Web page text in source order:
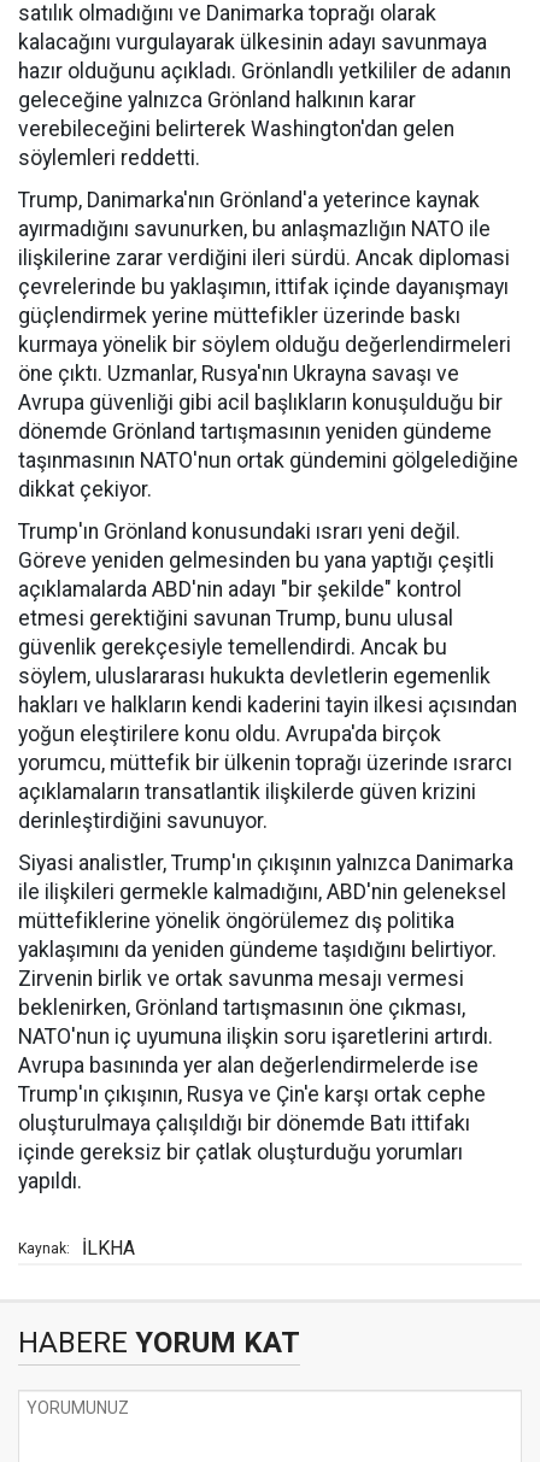
satılık olmadığını ve Danimarka toprağı olarak
kalacağını vurgulayarak ülkesinin adayı savunmaya
hazır olduğunu açıkladı. Grönlandlı yetkililer de adanın
geleceğine yalnızca Grönland halkının karar
verebileceğini belirterek Washington'dan gelen
söylemleri reddetti.
Trump, Danimarka'nın Grönland'a yeterince kaynak
ayırmadığını savunurken, bu anlaşmazlığın NATO ile
ilişkilerine zarar verdiğini ileri sürdü. Ancak diplomasi
çevrelerinde bu yaklaşımın, ittifak içinde dayanışmayı
güçlendirmek yerine müttefikler üzerinde baskı
kurmaya yönelik bir söylem olduğu değerlendirmeleri
öne çıktı. Uzmanlar, Rusya'nın Ukrayna savaşı ve
Avrupa güvenliği gibi acil başlıkların konuşulduğu bir
dönemde Grönland tartışmasının yeniden gündeme
taşınmasının NATO'nun ortak gündemini gölgelediğine
dikkat çekiyor.
Trump'ın Grönland konusundaki ısrarı yeni değil.
Göreve yeniden gelmesinden bu yana yaptığı çeşitli
açıklamalarda ABD'nin adayı "bir şekilde" kontrol
etmesi gerektiğini savunan Trump, bunu ulusal
güvenlik gerekçesiyle temellendirdi. Ancak bu
söylem, uluslararası hukukta devletlerin egemenlik
hakları ve halkların kendi kaderini tayin ilkesi açısından
yoğun eleştirilere konu oldu. Avrupa'da birçok
yorumcu, müttefik bir ülkenin toprağı üzerinde ısrarcı
açıklamaların transatlantik ilişkilerde güven krizini
derinleştirdiğini savunuyor.
Siyasi analistler, Trump'ın çıkışının yalnızca Danimarka
ile ilişkileri germekle kalmadığını, ABD'nin geleneksel
müttefiklerine yönelik öngörülemez dış politika
yaklaşımını da yeniden gündeme taşıdığını belirtiyor.
Zirvenin birlik ve ortak savunma mesajı vermesi
beklenirken, Grönland tartışmasının öne çıkması,
NATO'nun iç uyumuna ilişkin soru işaretlerini artırdı.
Avrupa basınında yer alan değerlendirmelerde ise
Trump'ın çıkışının, Rusya ve Çin'e karşı ortak cephe
oluşturulmaya çalışıldığı bir dönemde Batı ittifakı
içinde gereksiz bir çatlak oluşturduğu yorumları
yapıldı.
Kaynak: İLKHA
HABERE YORUM KAT